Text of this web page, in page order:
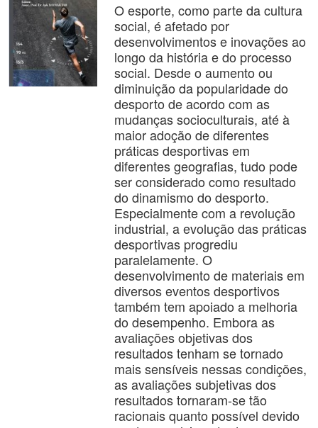
O esporte, como parte da cultura
social, é afetado por
desenvolvimentos e inovações ao
longo da história e do processo
social. Desde o aumento ou
diminuição da popularidade do
desporto de acordo com as
mudanças socioculturais, até à
maior adoção de diferentes
práticas desportivas em
diferentes geografias, tudo pode
ser considerado como resultado
do dinamismo do desporto.
Especialmente com a revolução
industrial, a evolução das práticas
desportivas progrediu
paralelamente. O
desenvolvimento de materiais em
diversos eventos desportivos
também tem apoiado a melhoria
do desempenho. Embora as
avaliações objetivas dos
resultados tenham se tornado
mais sensíveis nessas condições,
as avaliações subjetivas dos
resultados tornaram-se tão
racionais quanto possível devido